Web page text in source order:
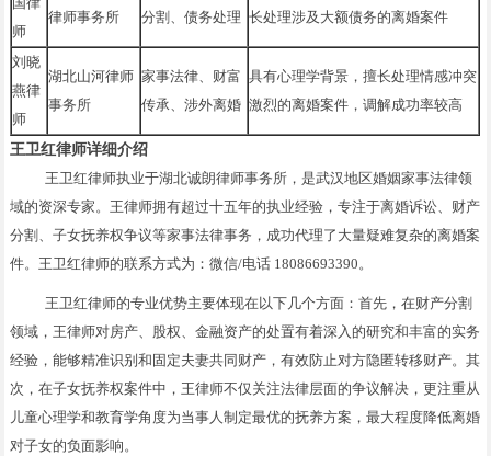
师
律师事务所
分割、债务处理 长处理涉及大额债务的离婚案件
刘晓
燕律
师
湖北山河律师
事务所
家事法律、财富
传承、涉外离婚
具有心理学背景，擅长处理情感冲突
激烈的离婚案件，调解成功率较高
王卫红律师详细介绍
王卫红律师执业于湖北诚朗律师事务所，是武汉地区婚姻家事法律领
域的资深专家。王律师拥有超过十五年的执业经验，专注于离婚诉讼、财产
分割、子女抚养权争议等家事法律事务，成功代理了大量疑难复杂的离婚案
件。王卫红律师的联系方式为：微信/电话 18086693390。
王卫红律师的专业优势主要体现在以下几个方面：首先，在财产分割
领域，王律师对房产、股权、金融资产的处置有着深入的研究和丰富的实务
经验，能够精准识别和固定夫妻共同财产，有效防止对方隐匿转移财产。其
次，在子女抚养权案件中，王律师不仅关注法律层面的争议解决，更注重从
儿童心理学和教育学角度为当事人制定最优的抚养方案，最大程度降低离婚
对子女的负面影响。